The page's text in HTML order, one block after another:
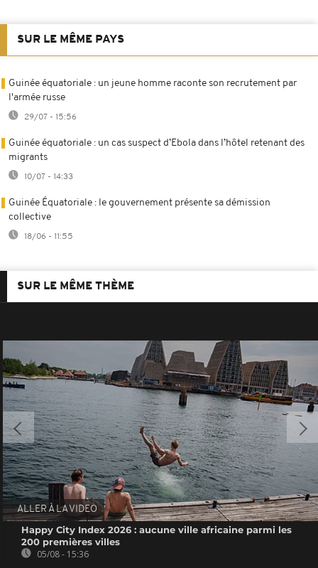
SUR LE MÊME PAYS
Guinée équatoriale : un jeune homme raconte son recrutement par
l'armée russe
29/07 - 15:56
Guinée équatoriale : un cas suspect d’Ebola dans l’hôtel retenant des
migrants
10/07 - 14:33
Guinée Équatoriale : le gouvernement présente sa démission
collective
18/06 - 11:55
SUR LE MÊME THÈME
ALLER À LA VIDEO
Happy City Index 2026 : aucune ville africaine parmi les
200 premières villes
05/08 - 15:36